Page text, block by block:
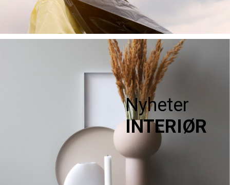
Nyheter
INTERIØR